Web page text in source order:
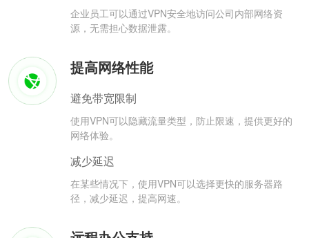
企业员工可以通过VPN安全地访问公司内部网络资
源，无需担心数据泄露。
提高网络性能
避免带宽限制
使用VPN可以隐藏流量类型，防止限速，提供更好的
网络体验。
减少延迟
在某些情况下，使用VPN可以选择更快的服务器路
径，减少延迟，提高网速。